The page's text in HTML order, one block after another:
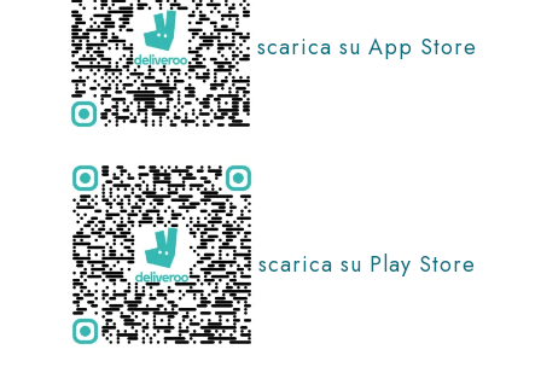
scarica su App Store
scarica su Play Store